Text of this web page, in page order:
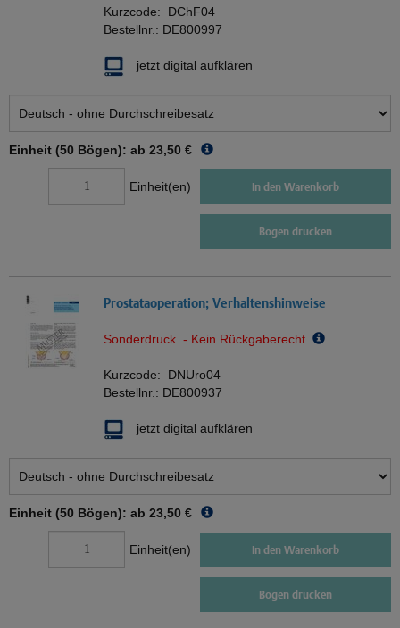
Kurzcode: DChF04
Bestellnr.: DE800997
jetzt digital aufklären
Einheit (50 Bögen): ab 23,50 €
Einheit(en) In den Warenkorb
Bogen drucken
Prostataoperation; Verhaltenshinweise
Sonderdruck - Kein Rückgaberecht
Kurzcode: DNUro04
Bestellnr.: DE800937
jetzt digital aufklären
Einheit (50 Bögen): ab 23,50 €
Einheit(en) In den Warenkorb
Bogen drucken